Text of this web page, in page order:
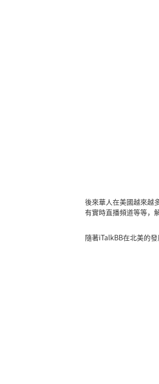
後來華人在美國越來越
有實時直播頻道等等，
隨著iTalkBB在北美的